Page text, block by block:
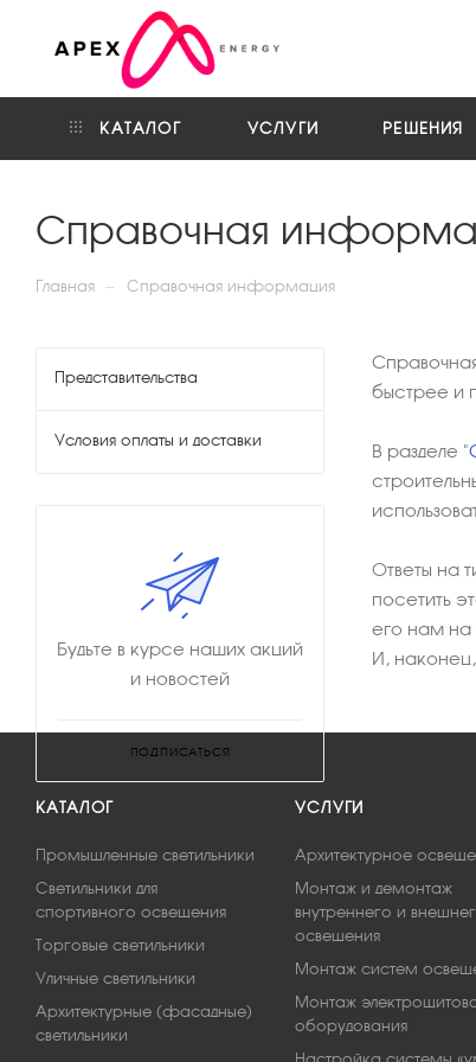
КАТАЛОГ УСЛУГИ РЕШЕНИЯ
Справочная
Главная — Справочная информация
быстрее и
В разделе "
Ответы на
посетить
его нам на
И,
Представительства
Условия оплаты и доставки
Будьте в курсе наших акций
и новостей
ПОДПИСАТЬСЯ
КАТАЛОГ
Промышленные светильники
Светильники для
спортивного освещения
Торговые светильники
Уличные светильники
Архитектурные (фасадные)
светильники
УСЛУГИ
Архитектурное
Монтаж и демонтаж
внутреннего и
освещения
Монтаж систем
Монтаж
оборудования